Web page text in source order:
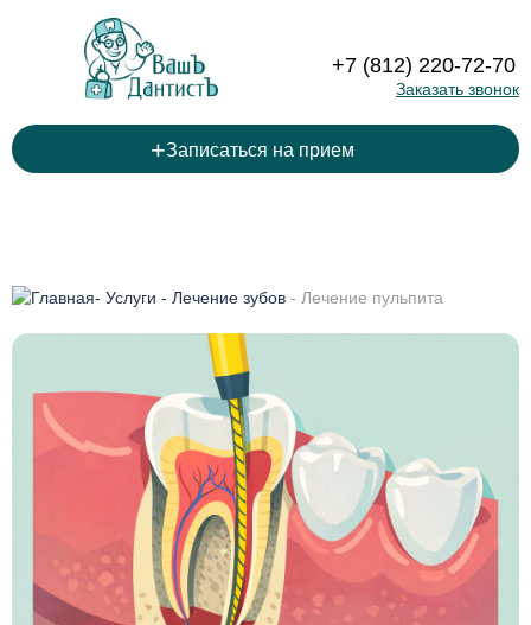
+7 (812) 220-72-70
Заказать звонок
+Записаться на прием
- Услуги - Лечение зубов - Лечение пульпита